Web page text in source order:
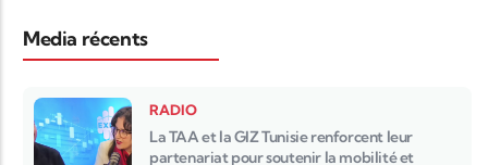
Media récents
RADIO
La TAA et la GIZ Tunisie renforcent leur
partenariat pour soutenir la mobilité et